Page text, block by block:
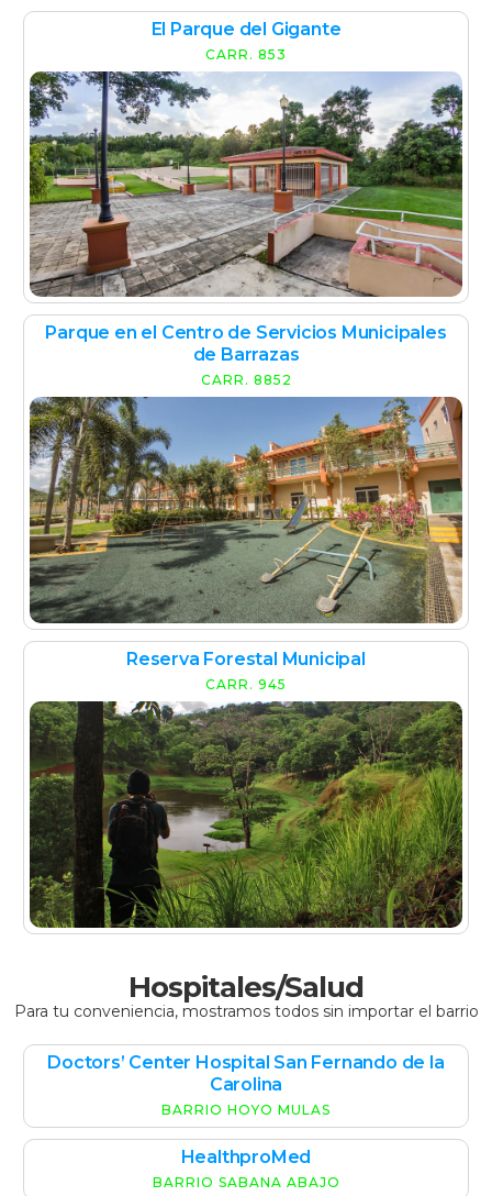
El Parque del Gigante
CARR. 853
Parque en el Centro de Servicios Municipales
de Barrazas
CARR. 8852
Reserva Forestal Municipal
CARR. 945
Hospitales/Salud
Para tu conveniencia, mostramos todos sin importar el barrio
Doctors’ Center Hospital San Fernando de la
Carolina
BARRIO HOYO MULAS
HealthproMed
BARRIO SABANA ABAJO